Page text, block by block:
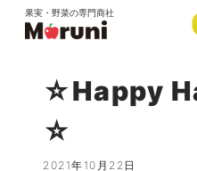
果実・野菜の専門商社
☆Happy
☆
2021年10月22日